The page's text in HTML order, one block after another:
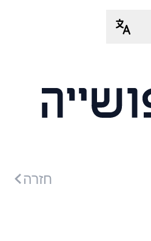
חזרה